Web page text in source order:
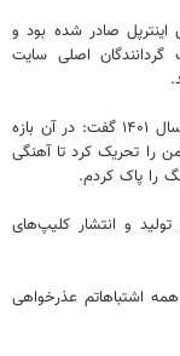
اینترپل صادر شده بود و
اصلی سایت
متهم درباره اقداماتش در فضای مجازی در ناآرامی‌های سال ۱۴۰۱ گفت: در آن بازه
را تحریک کرد تا آهنگی
را پاک کردم.
و انتشار کلیپ‌های
اشتباهاتم عذرخواهی